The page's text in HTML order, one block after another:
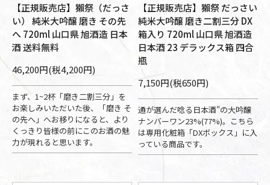
【正規販売店】獺祭（だっさ
い） 純米大吟醸 磨き その先
へ 720ml 山口県 旭酒造 日本
酒 送料無料
46,200円(税4,200円)
まず、1~2杯「磨き二割三分」を
お楽しみいただいた後、「磨き そ
の先へ」へお移りになると、より
くっきり皆様の前にこのお酒の魅
力が現れると思います。
【正規販売店】獺祭 だっさい
純米大吟醸 磨き二割三分 DX
箱入り 720ml 山口県 旭酒造
日本酒 23 デラックス箱 四合
瓶
7,150円(税650円)
通が選んだ唸る日本酒"の大吟醸
ナンバーワン23%(77%)。こちら
は専用化粧箱「DXボックス」に入
っている商品です。